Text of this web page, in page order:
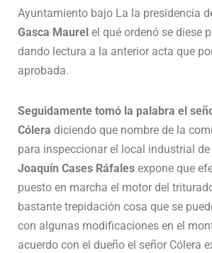
Ayuntamiento bajo La la presidencia
Gasca Maurel el qué ordenó se diese
dando lectura a la anterior acta que
aprobada.
Seguidamente tomó la palabra el
Cólera diciendo que nombre de la
para inspeccionar el local industrial de
Joaquín Cases Ráfales expone que
puesto en marcha el motor del
bastante trepidación cosa que se
con algunas modificaciones en el
acuerdo con el dueño el señor Cólera